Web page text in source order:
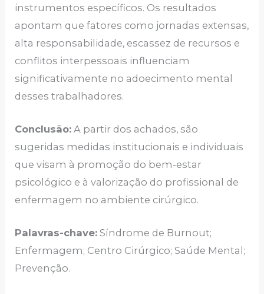
instrumentos específicos. Os resultados
apontam que fatores como jornadas extensas,
alta responsabilidade, escassez de recursos e
conflitos interpessoais influenciam
significativamente no adoecimento mental
desses trabalhadores.
Conclusão: A partir dos achados, são
sugeridas medidas institucionais e individuais
que visam à promoção do bem-estar
psicológico e à valorização do profissional de
enfermagem no ambiente cirúrgico.
Palavras-chave: Síndrome de Burnout;
Enfermagem; Centro Cirúrgico; Saúde Mental;
Prevenção.